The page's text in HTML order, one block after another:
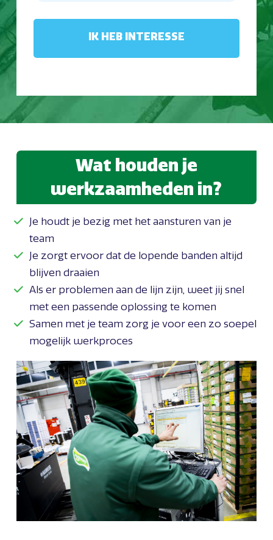
Wat houden je
werkzaamheden in?
Je houdt je bezig met het aansturen van je
team
Je zorgt ervoor dat de lopende banden altijd
blijven draaien
Als er problemen aan de lijn zijn, weet jij snel
met een passende oplossing te komen
Samen met je team zorg je voor een zo soepel
mogelijk werkproces